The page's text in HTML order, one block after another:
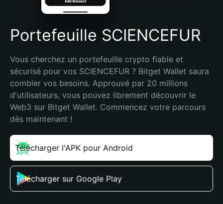
Español (Argentina)
Portefeuille SCIENCEFUR
Vous cherchez un portefeuille crypto fiable et
sécurisé pour vos SCIENCEFUR ? Bitget Wallet saura
combler vos besoins. Approuvé par 20 millions
d'utilisateurs, vous pouvez librement découvrir le
Web3 sur Bitget Wallet. Commencez votre parcours
dès maintenant !
Télécharger l'APK pour Android
Télécharger sur Google Play